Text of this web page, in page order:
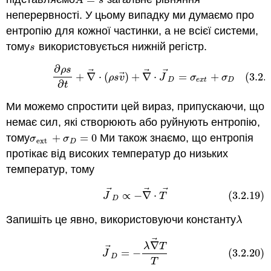
неперервності. У цьому випадку ми думаємо про
ентропію для кожної частинки, а не всієї системи,
томуs
s використовується нижній регістр.
∂ρs
∂t
+ ∇⃗ ⋅ (ρsv⃗
) + ∇⃗ ⋅ J ⃗
D = σext + σD
(3.2.18)∂ ∂t+ ∇→ ⋅(ρ → +∇ σD
Ми можемо спростити цей вираз, припускаючи, що
немає сил, які створюють або руйнують ентропію,
томуσext + σD = 0
σext+ σD=0
Ми також знаємо, що ентропія
протікає від високих температур до низьких
температур, тому
J ⃗
D ∝ −∇⃗ ⋅ T ⃗ (3.2.19)
(3.2.19)J → D∝− ∇→
Запишіть це явно, використовуючи константуλ
λ
J ⃗
D = −
λ∇⃗T
T
(3.2.20)
(3.2.20) =−λ∇